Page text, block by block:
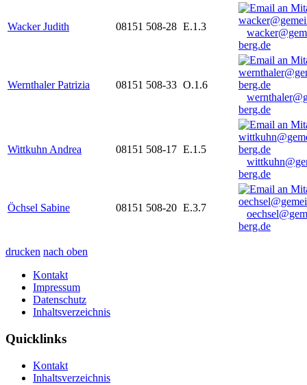
Wacker Judith 08151 508-28 E.1.3
berg.de
Wernthaler Patrizia 08151 508-33 O.1.6
berg.de
Wittkuhn Andrea 08151 508-17 E.1.5
berg.de
Öchsel Sabine 08151 508-20 E.3.7
berg.de
drucken nach oben
Kontakt
Impressum
Datenschutz
Inhaltsverzeichnis
Quicklinks
Kontakt
Inhaltsverzeichnis